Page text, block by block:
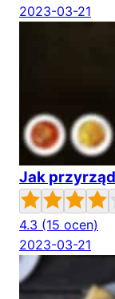
2023-03-21
Jak
4.3 (15 ocen)
2023-03-21